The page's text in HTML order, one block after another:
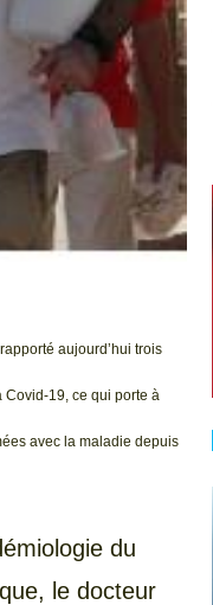
aujourd’hui trois
19, ce qui porte à
avec la maladie depuis
du
le docteur